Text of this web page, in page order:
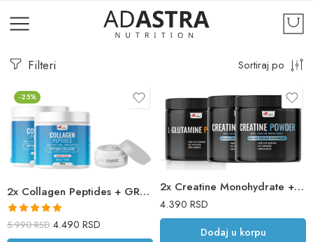
Filteri Sortiraj po
-25%
2x Collagen Peptides + GRATIS krema za lice sa hijaluronskom kiselinom, kolagenom i aloe verom
Ocenjeno sa
5.00od 5
5.990RSD 4.490 RSD
2x Creatine Monohydrate + L-Glutamine
4.390 RSD
Dodaj u korpu